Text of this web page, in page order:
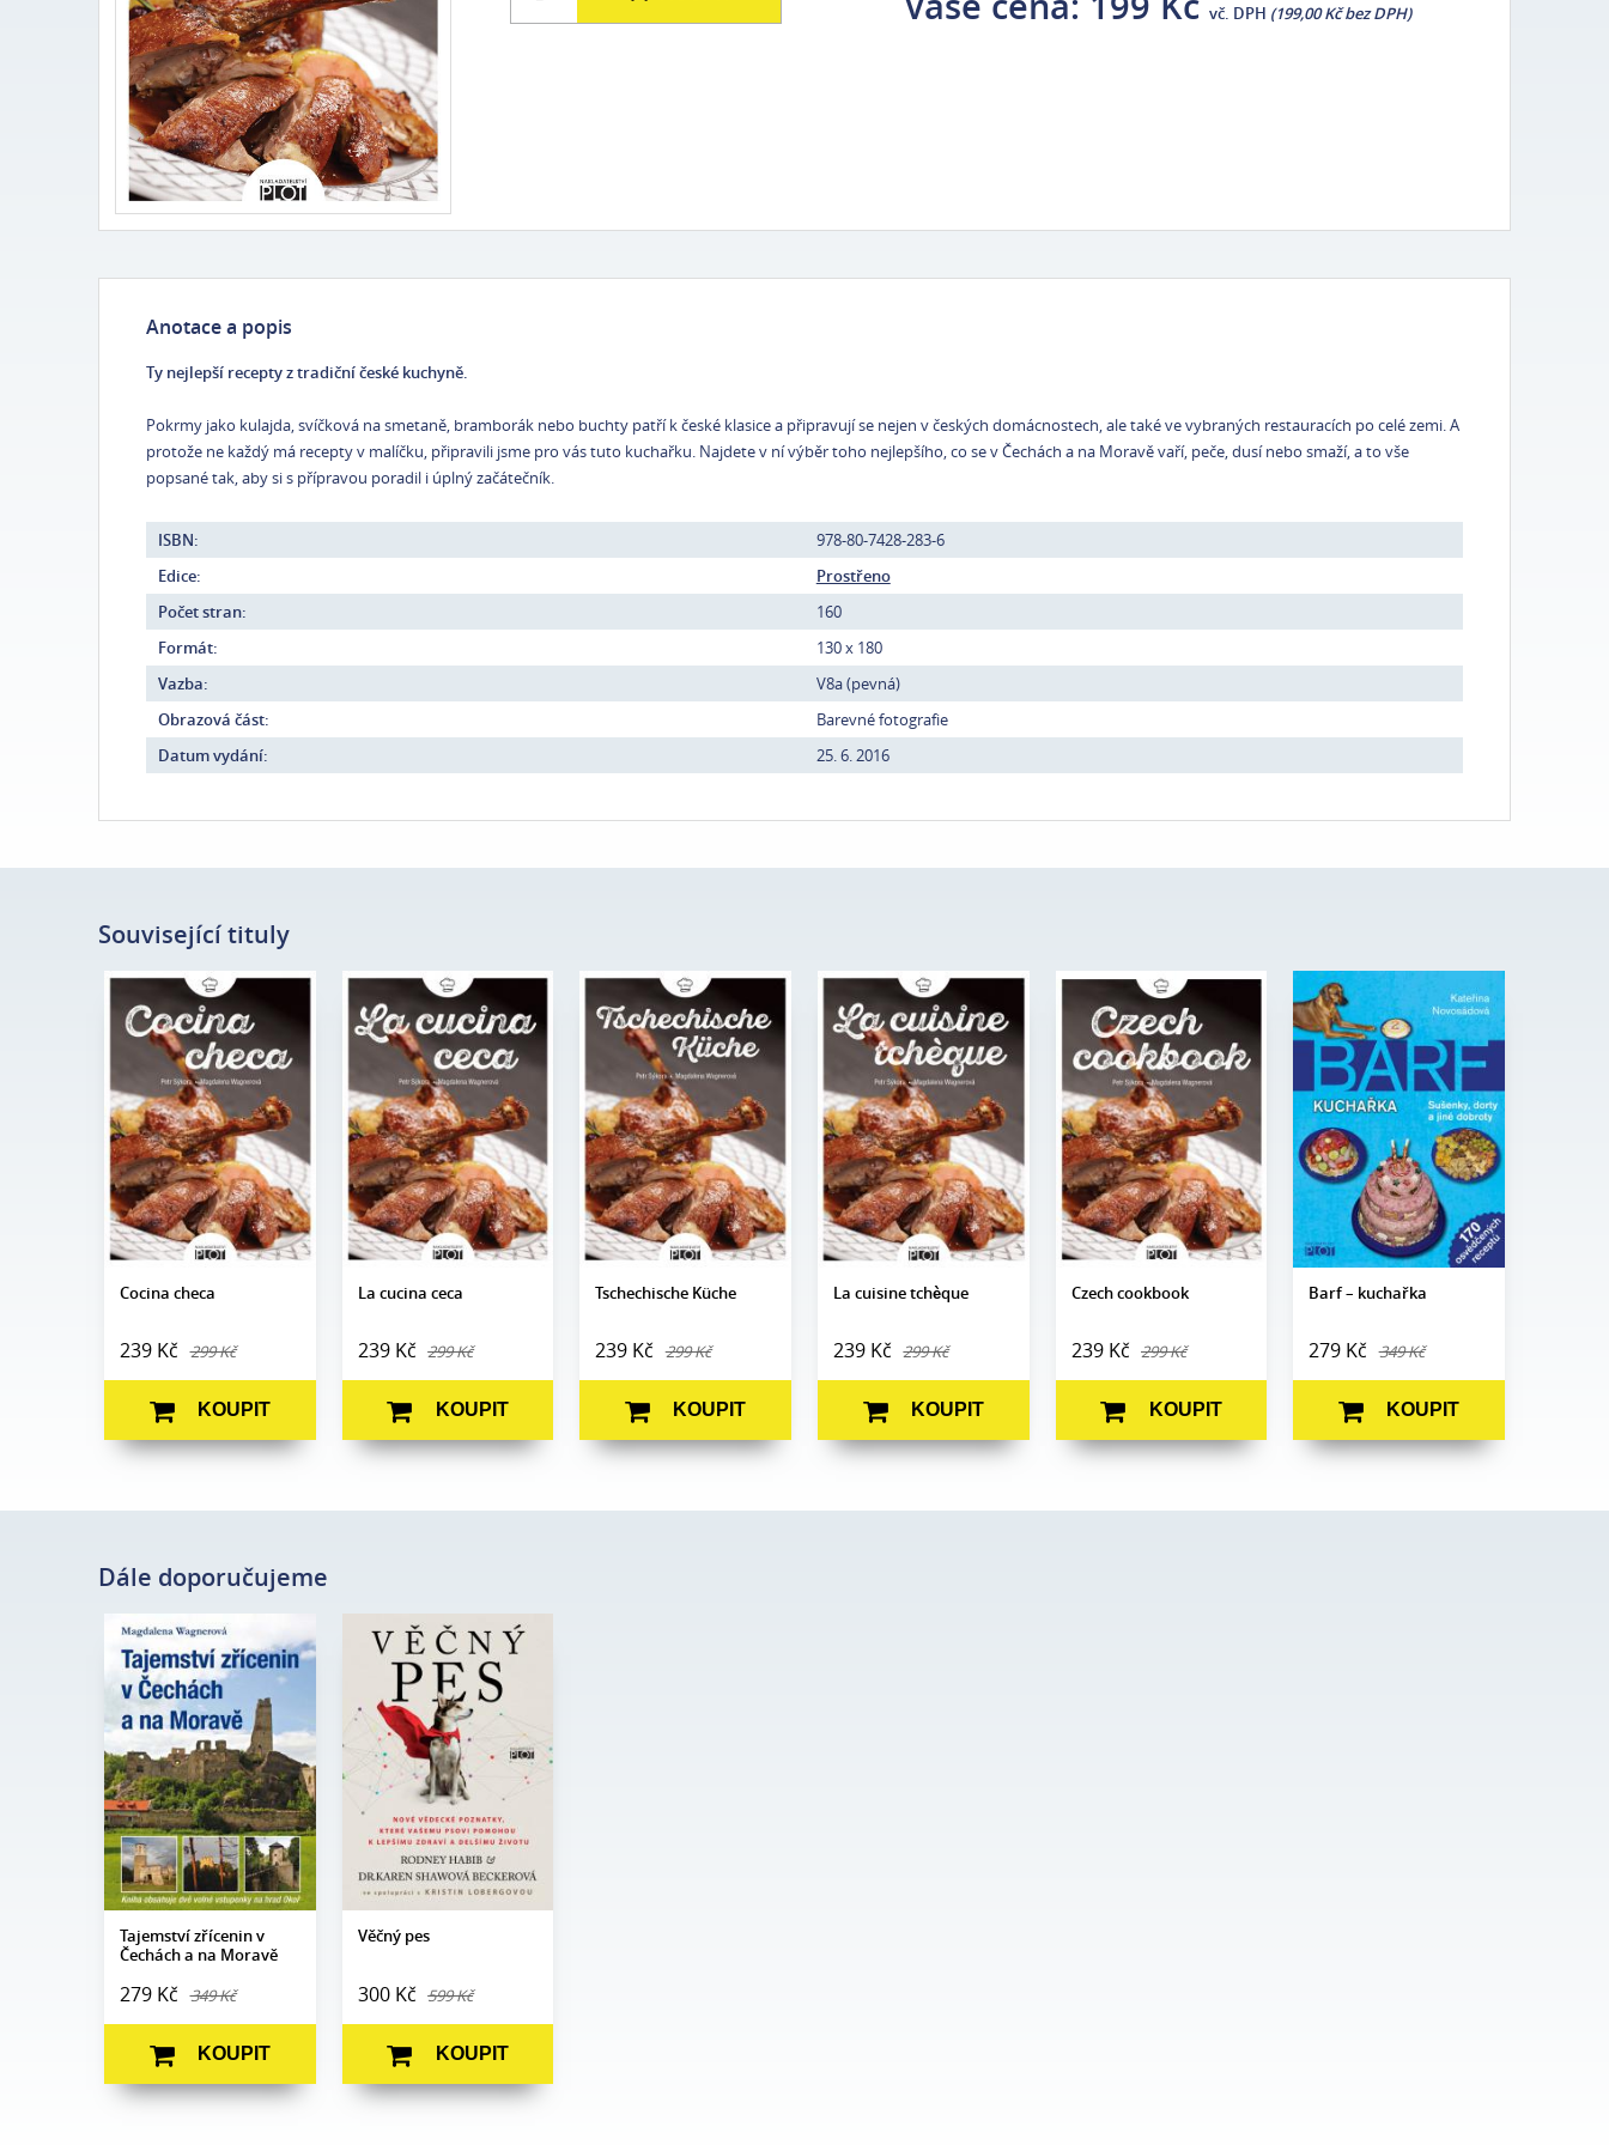
vč. DPH (199,00 Kč bez DPH)
Anotace a popis
Ty nejlepší recepty z tradiční české kuchyně.
Pokrmy jako kulajda, svíčková na smetaně, bramborák nebo buchty patří k české klasice a připravují se nejen v českých domácnostech, ale také ve vybraných restauracích po celé zemi. A
protože ne každý má recepty v malíčku, připravili jsme pro vás tuto kuchařku. Najdete v ní výběr toho nejlepšího, co se v Čechách a na Moravě vaří, peče, dusí nebo smaží, a to vše
popsané tak, aby si s přípravou poradil i úplný začátečník.
ISBN:
978-80-7428-283-6
Edice:
Prostřeno
Počet stran:
160
Formát:
130 x 180
Vazba:
V8a (pevná)
Obrazová část:
Barevné fotografie
Datum vydání:
25. 6. 2016
Související tituly
Cocina checa
239 Kč 299 Kč
Petr Sýkora i
Magdalena
Wagnerová
Edice:
Prostřeno
Počet
stran:
160
Formát:
130 x 180
Vazba:
V8a (pevná)
Obrazová
část:
Barevné fotografie
Datum
vydání:
25. 6. 2016
KOUPIT
La cucina ceca
239 Kč 299 Kč
Petr Sýkora a
Magdalena
Wagnerová
Edice:
Prostřeno
Počet
stran:
160
Formát:
130 x 180
Vazba:
V8 (pevná)
Obrazová
část:
Barevné fotografie
Datum
vydání:
25. 6. 2016
KOUPIT
Tschechische Küche
239 Kč 299 Kč
Petr Sýkora,
Magdalena
Wagnerová
Edice:
Prostřeno
Počet
stran:
160
Formát:
130 x 180
Vazba:
V8a (pevná)
Obrazová
část:
Barevné fotografie
Datum
vydání:
25. 6. 2016
KOUPIT
La cuisine tchèque
239 Kč 299 Kč
Petr Sýkora,
Magdalena
Wagnerová
Edice:
Prostřeno
Počet
stran:
160
Formát:
130 x 180
Vazba:
V8a (pevná)
Obrazová
část:
Barevné fotografie
Datum
vydání:
25. 6. 2016
KOUPIT
Czech cookbook
239 Kč 299 Kč
Autor:
Petr Sýkora,
Magdalena
Wagnerová
Edice:
Prostřeno
Počet
stran:
160
Formát:
130 x 180
Vazba:
V8a (pevná)
Obrazová
část:
Barevné fotografie
Datum
vydání:
25. 6. 2016
KOUPIT
Barf – kuchařka
279 Kč 349 Kč
Autor:
Kateřina
Novosádová
Edice:
mimo edice
Počet
stran:
200
Formát:
A5
Vazba:
V8a (pevná)
Obrazová
Barevné
fotografie
Datum
vydání:
24. 11. 2016
KOUPIT
Dále doporučujeme
Tajemství zřícenin v
Čechách a na Moravě
279 Kč 349 Kč
Autor:
Magdalena
Wagnerová
Edice:
mimo edice
Počet
stran:
200
Formát:
160 x 230
Vazba:
V8a (pevná)
Obrazová
část:
Barevné
fotografie
Datum
vydání:
27. 10. 2011
KOUPIT
Věčný pes
300 Kč 599 Kč
Autor:
Rodney Habib, Dr.
Karen Shawová
Beckerová
Edice:
Edukace
Počet
stran:
408
Formát:
165 x 237
Vazba:
V8a (pevná)
vydání:
28. 5. 2024
KOUPIT